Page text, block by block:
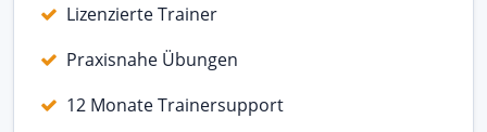
Lizenzierte Trainer
Praxisnahe Übungen
12 Monate Trainersupport